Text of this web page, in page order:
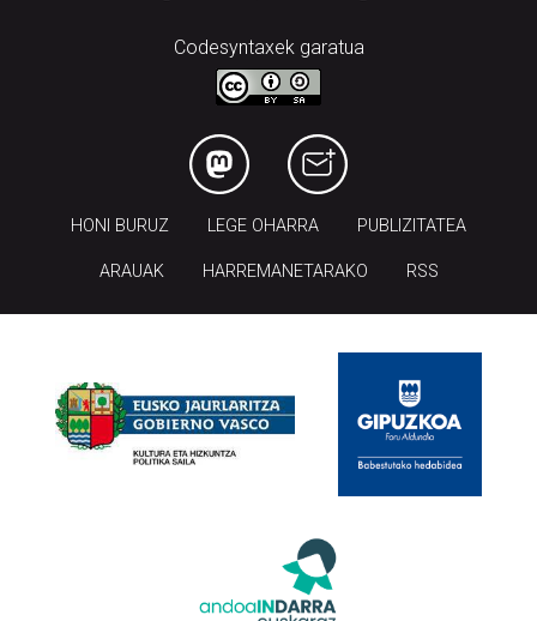
Codesyntaxek garatua
HONI BURUZ LEGE OHARRA PUBLIZITATEA
ARAUAK HARREMANETARAKO RSS